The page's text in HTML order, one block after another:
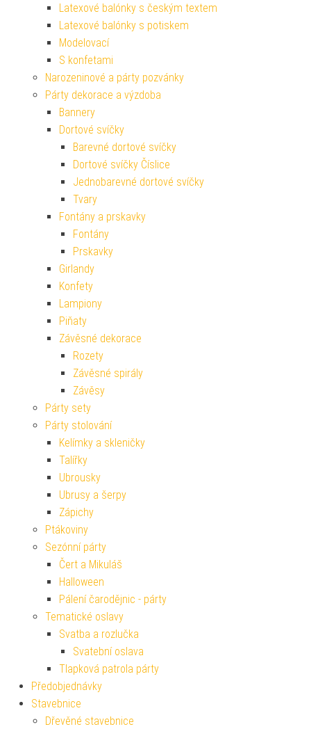
Latexové balónky s českým textem
Latexové balónky s potiskem
Modelovací
S konfetami
Narozeninové a párty pozvánky
Párty dekorace a výzdoba
Bannery
Dortové svíčky
Barevné dortové svíčky
Dortové svíčky Číslice
Jednobarevné dortové svíčky
Tvary
Fontány a prskavky
Fontány
Prskavky
Girlandy
Konfety
Lampiony
Piňaty
Závěsné dekorace
Rozety
Závěsné spirály
Závěsy
Párty sety
Párty stolování
Kelímky a skleničky
Talířky
Ubrousky
Ubrusy a šerpy
Zápichy
Ptákoviny
Sezónní párty
Čert a Mikuláš
Halloween
Pálení čarodějnic - párty
Tematické oslavy
Svatba a rozlučka
Svatební oslava
Tlapková patrola párty
Předobjednávky
Stavebnice
Dřevěné stavebnice